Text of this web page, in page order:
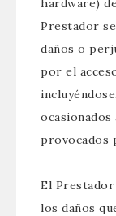
hardware)
Prestador
daños o
por el
provocados
El Prestador
los daños